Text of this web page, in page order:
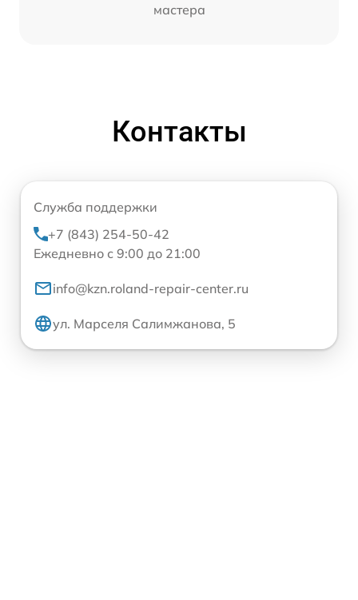
мастера
Контакты
Служба поддержки
+7 (843) 254-50-42
Ежедневно с 9:00 до 21:00
info@kzn.roland-repair-center.ru
ул. Марселя Салимжанова, 5